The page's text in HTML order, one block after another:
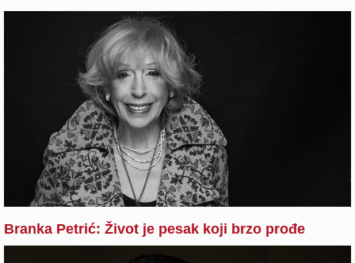
Branka Petrić: Život je pesak koji brzo prođe